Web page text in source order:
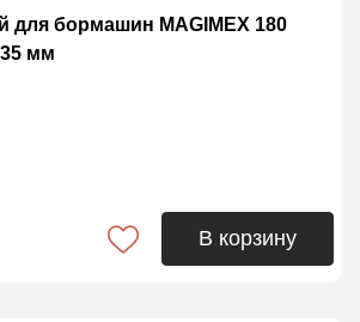
для бормашин MAGIMЕX 180
мм
В корзину